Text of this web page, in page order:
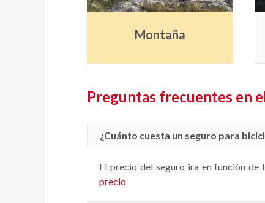
Montaña
Preguntas frecuentes en
¿Cuánto cuesta un seguro para
El precio del seguro ira en función de
precio